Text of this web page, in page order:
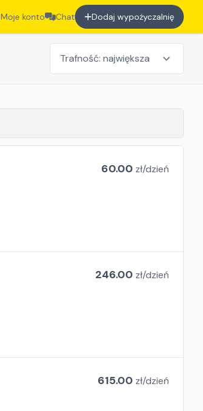
Moje konto Chat Dodaj wypożyczalnię
60.00 zł/dzień
246.00 zł/dzień
615.00 zł/dzień